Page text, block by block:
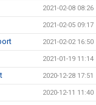
2021-02-08 08:26
2021-02-05 09:17
2021-02-02 16:50
2021-01-19 11:14
2020-12-28 17:51
2020-12-11 11:40